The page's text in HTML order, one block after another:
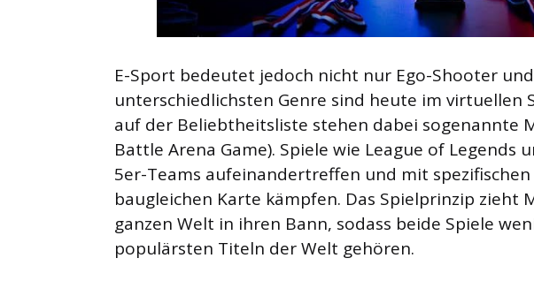
E-Sport bedeutet jedoch nicht nur Ego-Shooter
unterschiedlichsten Genre sind heute im virtuellen
auf der Beliebtheitsliste stehen dabei sogenannte
Battle Arena Game). Spiele wie League of Legends
5er-Teams aufeinandertreffen und mit
baugleichen Karte kämpfen. Das Spielprinzip zieht
ganzen Welt in ihren Bann, sodass beide Spiele
populärsten Titeln der Welt gehören.